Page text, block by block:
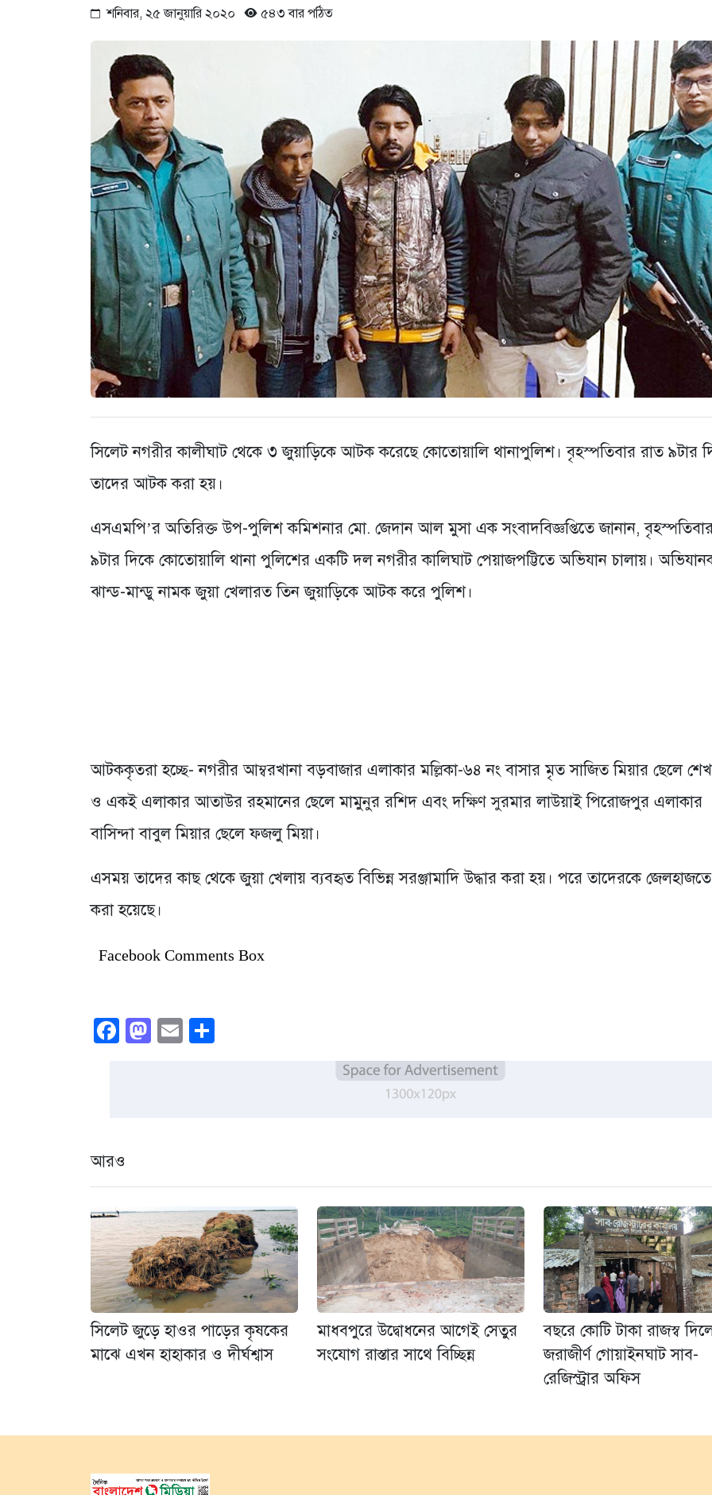
শনিবার, ২৫ জানুয়ারি ২০২০
৫৪৩ বার পঠিত
সিলেট নগরীর কালীঘাট থেকে ৩ জুয়াড়িকে আটক করেছে কোতোয়ালি থানাপুলিশ। বৃহস্পতিবার রাত ৯টার
তাদের আটক করা হয়।
এসএমপি’র অতিরিক্ত উপ-পুলিশ কমিশনার মো. জেদান আল মুসা এক সংবাদবিজ্ঞপ্তিতে জানান,
৯টার দিকে কোতোয়ালি থানা পুলিশের একটি দল নগরীর কালিঘাট পেয়াজপট্টিতে অভিযান চালায়।
ঝান্ড-মান্ডু নামক জুয়া খেলারত তিন জুয়াড়িকে আটক করে পুলিশ।
আটককৃতরা হচ্ছে- নগরীর আম্বরখানা বড়বাজার এলাকার মল্লিকা-৬৪ নং বাসার মৃত সাজিত মিয়ার ছেলে
ও একই এলাকার আতাউর রহমানের ছেলে মামুনুর রশিদ এবং দক্ষিণ সুরমার লাউয়াই পিরোজপুর এলাকার
বাসিন্দা বাবুল মিয়ার ছেলে ফজলু মিয়া।
এসময় তাদের কাছ থেকে জুয়া খেলায় ব্যবহৃত বিভিন্ন সরঞ্জামাদি উদ্ধার করা হয়। পরে তাদেরকে জেলহাজতে
করা হয়েছে।
Facebook Comments Box
Facebook
Mastodon
Email
আরও
সিলেট জুড়ে হাওর পাড়ের কৃষকের
মাঝে এখন হাহাকার ও দীর্ঘশ্বাস
মাধবপুরে উদ্বোধনের আগেই সেতুর
সংযোগ রাস্তার সাথে বিচ্ছিন্ন
বছরে কোটি টাকা রাজস্ব
জরাজীর্ণ গোয়াইনঘাট সাব-
রেজিস্ট্রার অফিস